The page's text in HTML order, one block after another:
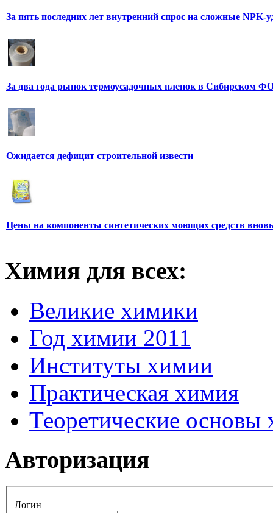
За пять последних лет внутренний спрос на сложные NPK-
За два года рынок термоусадочных пленок в Сибирском
Ожидается дефицит строительной извести
Цены на компоненты синтетических моющих средств
Химия для всех:
Великие химики
Год химии 2011
Институты химии
Практическая химия
Теоретические основы
Авторизация
Логин